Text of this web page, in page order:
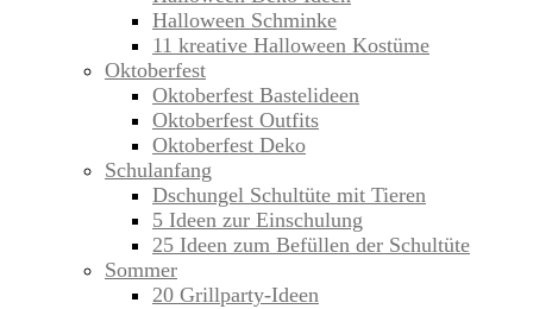
Halloween Schminke
11 kreative Halloween Kostüme
Oktoberfest
Oktoberfest Bastelideen
Oktoberfest Outfits
Oktoberfest Deko
Schulanfang
Dschungel Schultüte mit Tieren
5 Ideen zur Einschulung
25 Ideen zum Befüllen der Schultüte
Sommer
20 Grillparty-Ideen